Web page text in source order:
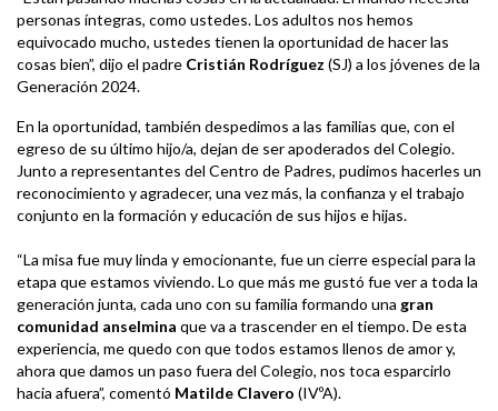
personas íntegras, como ustedes. Los adultos nos hemos
equivocado mucho, ustedes tienen la oportunidad de hacer las
cosas bien”, dijo el padre Cristián Rodríguez (SJ) a los jóvenes de la
Generación 2024.
En la oportunidad, también despedimos a las familias que, con el
egreso de su último hijo/a, dejan de ser apoderados del Colegio.
Junto a representantes del Centro de Padres, pudimos hacerles un
reconocimiento y agradecer, una vez más, la confianza y el trabajo
conjunto en la formación y educación de sus hijos e hijas.
“La misa fue muy linda y emocionante, fue un cierre especial para la
etapa que estamos viviendo. Lo que más me gustó fue ver a toda la
generación junta, cada uno con su familia formando una gran
comunidad anselmina que va a trascender en el tiempo. De esta
experiencia, me quedo con que todos estamos llenos de amor y,
ahora que damos un paso fuera del Colegio, nos toca esparcirlo
hacia afuera”, comentó Matilde Clavero (IVºA).